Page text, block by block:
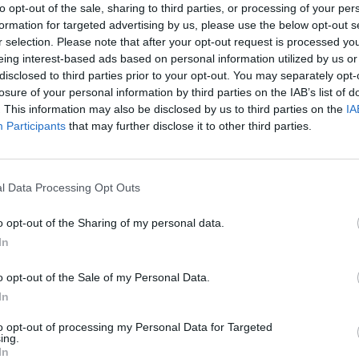
opt-out of the sale, sharing to third parties, or processing of your
for targeted advertising by us, please use the below opt-out
selection. Please note that after your opt-out request is processed
interest-based ads based on personal information utilized by us
to third parties prior to your opt-out. You may separately
of your personal information by third parties on the IAB’s list of
This information may also be disclosed by us to third parties on the
Participants that may further disclose it to other third parties.
Data Processing Opt Outs
opt-out of the Sharing of my personal data.
opt-out of the Sale of my Personal Data.
opt-out of processing my Personal Data for Targeted
τον καθορισμό της προσωρινής τιμή μονάδος
εντός του Ο. Τ. 157, η οποία καθορίστηκε με την
Καλαμάτας.
το εν λόγω έργο, παρά τις καθυστερήσεις, αποτελεί έργο
κάτι το οποίο είχαμε αναδείξει ήδη από τον
συνεδρίαση λογοδοσίας.
στο εύλογο και κρίσιμο ερώτημά μας στη
στις απαραίτητες ενέργειες για τον
αποτελεί βασική προϋπόθεση για την
τους προβληματισμούς μας για τον
οποίο προσπαθεί να προχωρήσει στην υλοποίηση του
κατηγορίες του, που ανέφερε στο Δημοτικό
φορά η εμπεριστατωμένη και υπεύθυνη θέση μας,
των συμφερόντων των δημοτών μας και όσο το